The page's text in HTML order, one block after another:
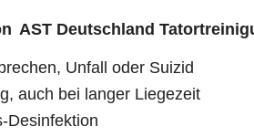
AST Deutschland
Unfall oder Suizid
auch bei langer Liegezeit
Desinfektion